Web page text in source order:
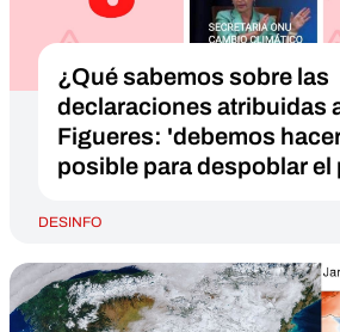
¿Qué sabemos sobre las
declaraciones atribuidas
Figueres: 'debemos
posible para despoblar el
DESINFO